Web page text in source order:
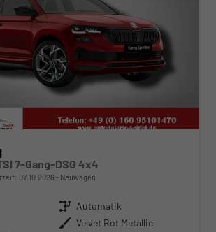
7-Gang-DSG 4x4
07.10.2026 Neuwagen
Getriebe Automatik
Außenfarbe Velvet Rot Metallic